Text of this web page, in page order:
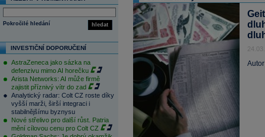
hledat
Pokročilé hledání
INVESTIČNÍ DOPORUČENÍ
AstraZeneca jako sázka na
defenzivu mimo AI horečku
Arista Networks: AI může firmě
zajistit příznivý vítr do zad
Analytický radar: Colt CZ roste díky
vyšší marži, širší integraci i
stabilnějšímu byznysu
Nové střelivo pro další růst. Patria
mění cílovou cenu pro Colt CZ